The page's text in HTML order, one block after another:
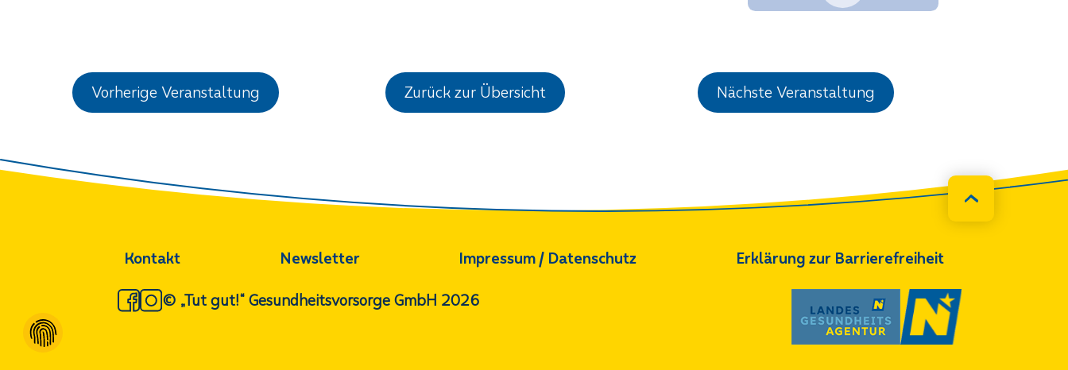
Vorherige Veranstaltung Zurück zur Übersicht Nächste Veranstaltung
Kontakt Newsletter Impressum / Datenschutz
Erklärung zur Barrierefreiheit
© „Tut gut!“ Gesundheitsvorsorge GmbH 2026